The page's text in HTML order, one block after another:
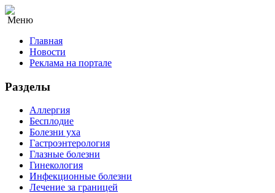
Меню
Главная
Новости
Реклама на портале
Разделы
Аллергия
Бесплодие
Болезни уха
Гастроэнтерология
Глазные болезни
Гинекология
Инфекционные болезни
Лечение за границей